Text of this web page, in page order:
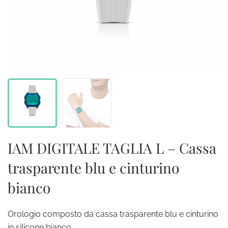
IAM DIGITALE TAGLIA L – Cassa
trasparente blu e cinturino
bianco
Orologio composto da cassa trasparente blu e cinturino